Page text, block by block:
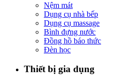
Nệm mát
Dụng cụ nhà bếp
Dụng cụ massage
Bình đựng nước
Đồng hồ báo thức
Đèn học
Thiết bị gia dụng